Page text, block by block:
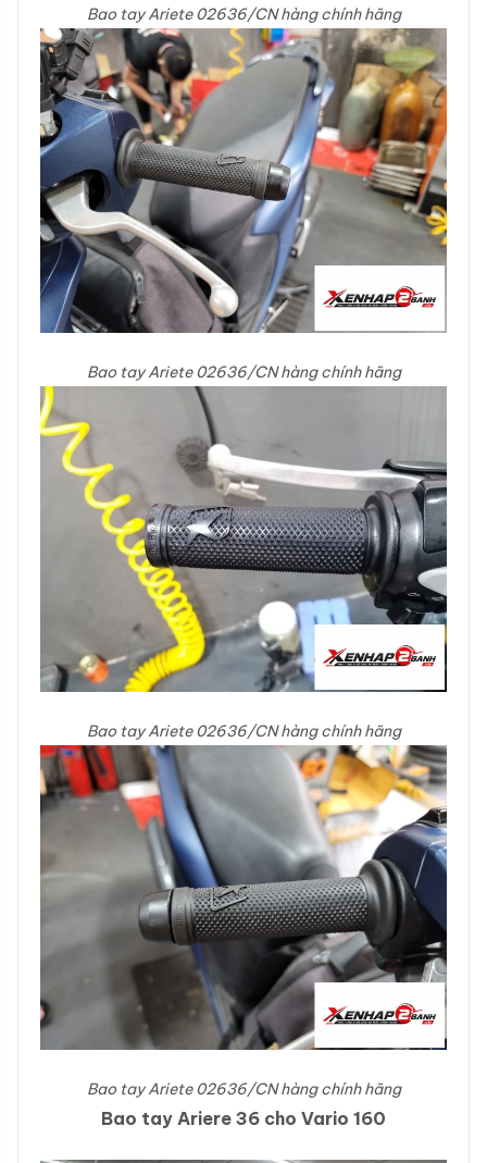
Bao tay Ariete 02636/CN hàng chính hãng
Bao tay Ariete 02636/CN hàng chính hãng
Bao tay Ariete 02636/CN hàng chính hãng
Bao tay Ariete 02636/CN hàng chính hãng
Bao tay Ariere 36 cho Vario 160